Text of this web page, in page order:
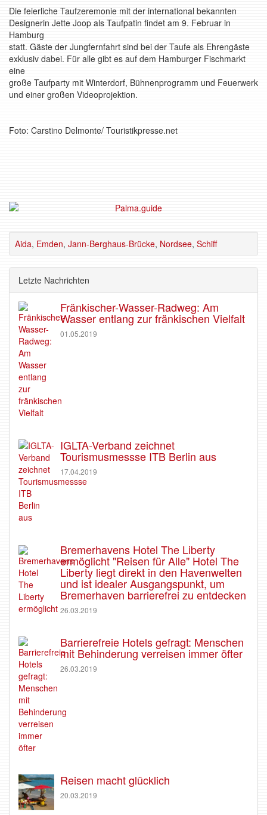
Die feierliche Taufzeremonie mit der international bekannten
Designerin Jette Joop als Taufpatin findet am 9. Februar in
Hamburg
statt. Gäste der Jungfernfahrt sind bei der Taufe als Ehrengäste
exklusiv dabei. Für alle gibt es auf dem Hamburger Fischmarkt
eine
große Taufparty mit Winterdorf, Bühnenprogramm und Feuerwerk
und einer großen Videoprojektion.
Foto: Carstino Delmonte/ Touristikpresse.net
Aida, Emden, Jann-Berghaus-Brücke, Nordsee, Schiff
Letzte Nachrichten
Fränkischer-Wasser-Radweg: Am
Wasser entlang zur fränkischen Vielfalt
01.05.2019
IGLTA-Verband zeichnet
Tourismusmessse ITB Berlin aus
17.04.2019
Bremerhavens Hotel The Liberty
ermöglicht "Reisen für Alle" Hotel The
Liberty liegt direkt in den Havenwelten
und ist idealer Ausgangspunkt, um
Bremerhaven barrierefrei zu entdecken
26.03.2019
Barrierefreie Hotels gefragt: Menschen
mit Behinderung verreisen immer öfter
26.03.2019
Reisen macht glücklich
20.03.2019